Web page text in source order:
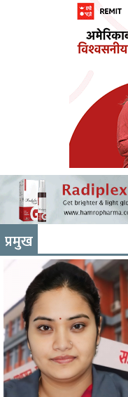
प्रमुख